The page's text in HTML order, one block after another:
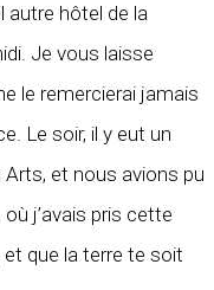
autre hôtel de la
Je vous laisse
le remercierai jamais
Le soir, il y eut un
et nous avions pu
j’avais pris cette
que la terre te soit